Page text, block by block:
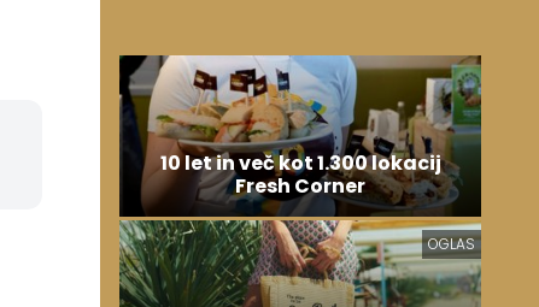
10 let in več kot 1.300 lokacij
Fresh Corner
OGLAS